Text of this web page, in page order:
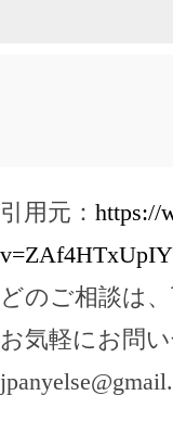
引用元： https://
v=ZAf4HTxUpIY
どのご相談は
お気軽にお問